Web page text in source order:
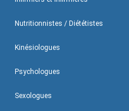
Nutritionnistes / Diététistes
Kinésiologues
Psychologues
Sexologues